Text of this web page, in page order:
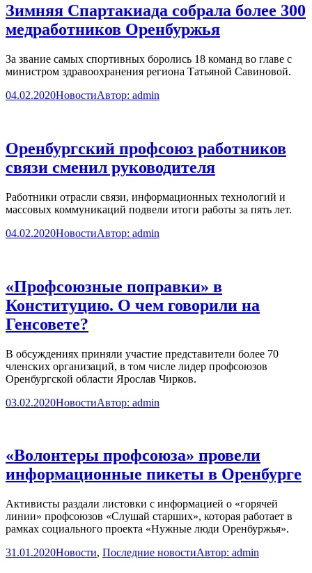
Зимняя Спартакиада собрала более 300
медработников Оренбуржья
За звание самых спортивных боролись 18 команд во главе с
министром здравоохранения региона Татьяной Савиновой.
04.02.2020НовостиАвтор: admin
Оренбургский профсоюз работников
связи сменил руководителя
Работники отрасли связи, информационных технологий и
массовых коммуникаций подвели итоги работы за пять лет.
04.02.2020НовостиАвтор: admin
«Профсоюзные поправки» в
Конституцию. О чем говорили на
Генсовете?
В обсуждениях приняли участие представители более 70
членских организаций, в том числе лидер профсоюзов
Оренбургской области Ярослав Чирков.
03.02.2020НовостиАвтор: admin
«Волонтеры профсоюза» провели
информационные пикеты в Оренбурге
Активисты раздали листовки с информацией о «горячей
линии» профсоюзов «Слушай старших», которая работает в
рамках социального проекта «Нужные люди Оренбуржья».
31.01.2020Новости, Последние новостиАвтор: admin